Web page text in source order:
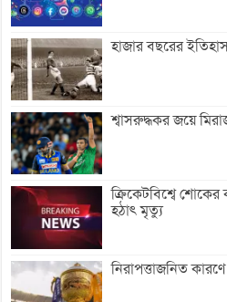
হাজার বছরের
শ্বাসরুদ্ধকর জয়ে
ক্রিকেটবিশ্বে শোকের
হঠাৎ মৃত্যু
নিরাপত্তাজনিত